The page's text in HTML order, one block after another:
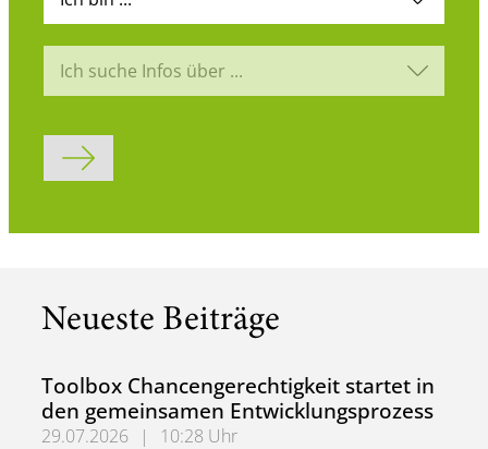
Ich suche Infos über ...
Formular abschicken
Neueste Beiträge
Toolbox Chancengerechtigkeit startet in
den gemeinsamen Entwicklungsprozess
29.07.2026 |
10:28 Uhr